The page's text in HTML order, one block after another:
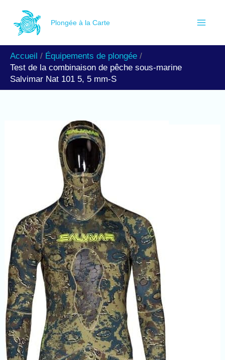
contenu
Plongée à la Carte
Accueil
Équipements de plongée
Test de la combinaison de pêche sous-marine
Salvimar Nat 101 5, 5 mm-S
e
h
e
r